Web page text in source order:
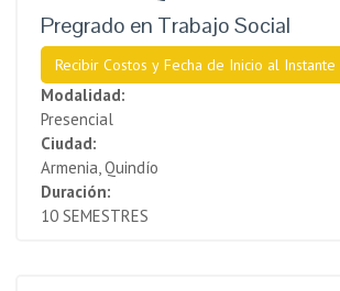
Pregrado en Trabajo Social
Recibir Costos y Fecha de Inicio al Instante
Modalidad:
Presencial
Ciudad:
Armenia, Quindío
Duración:
10 SEMESTRES